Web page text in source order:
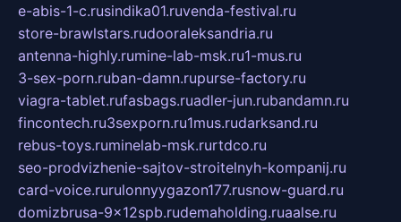
e-abis-1-c.rusindika01.ruvenda-festival.ru
store-brawlstars.rudooraleksandria.ru
antenna-highly.rumine-lab-msk.ru1-mus.ru
3-sex-porn.ruban-damn.rupurse-factory.ru
viagra-tablet.rufasbags.ruadler-jun.rubandamn.ru
fincontech.ru3sexporn.ru1mus.rudarksand.ru
rebus-toys.ruminelab-msk.rurtdco.ru
seo-prodvizhenie-sajtov-stroitelnyh-kompanij.ru
card-voice.rurulonnyygazon177.rusnow-guard.ru
domizbrusa-9x12spb.rudemaholding.ruaalse.ru